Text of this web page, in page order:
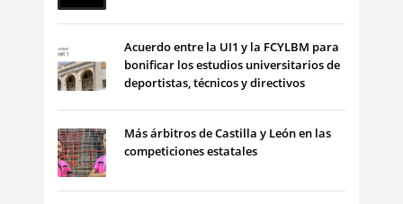
Acuerdo entre la UI1 y la FCYLBM para
bonificar los estudios universitarios de
deportistas, técnicos y directivos
Más árbitros de Castilla y León en las
competiciones estatales